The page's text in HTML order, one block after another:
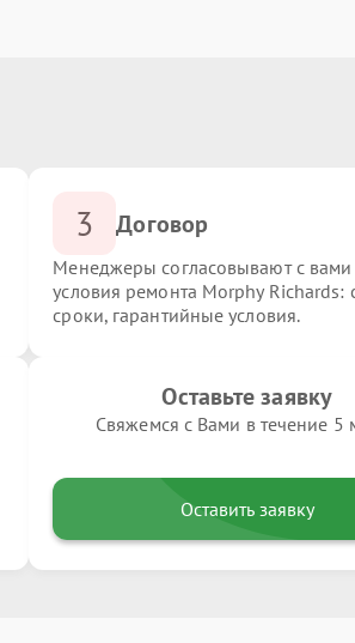
3 Договор
Менеджеры согласовывают с вами
условия ремонта Morphy Richards:
сроки, гарантийные условия.
Оставьте заявку
Свяжемся с Вами в течение 5
Оставить заявку